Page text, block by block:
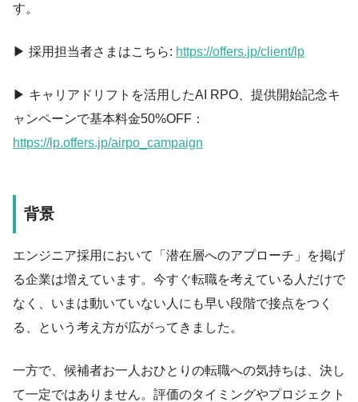
す。
▶ 採用担当者さまはこちら: https://offers.jp/client/lp
▶ キャリアドリフトを活用したAI RPO、提供開始記念キ
ャンペーンで基本料金50%OFF：
https://lp.offers.jp/airpo_campaign
背景
エンジニア採用において「潜在層へのアプローチ」を掲げ
る企業は増えています。今すぐ転職を考えている人だけで
なく、いまは動いていない人にも早い段階で接点をつく
る、という考え方が広がってきました。
一方で、候補者お一人おひとりの転職への気持ちは、決し
て一定ではありません。評価のタイミングやプロジェクト